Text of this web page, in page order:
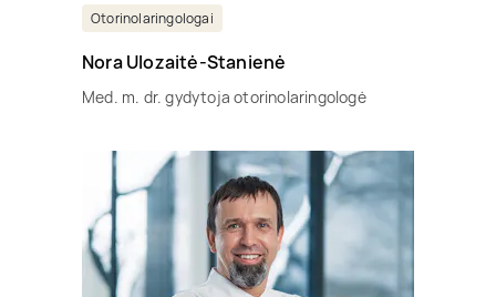
Otorinolaringologai
Nora Ulozaitė-Stanienė
Med. m. dr. gydytoja otorinolaringologė